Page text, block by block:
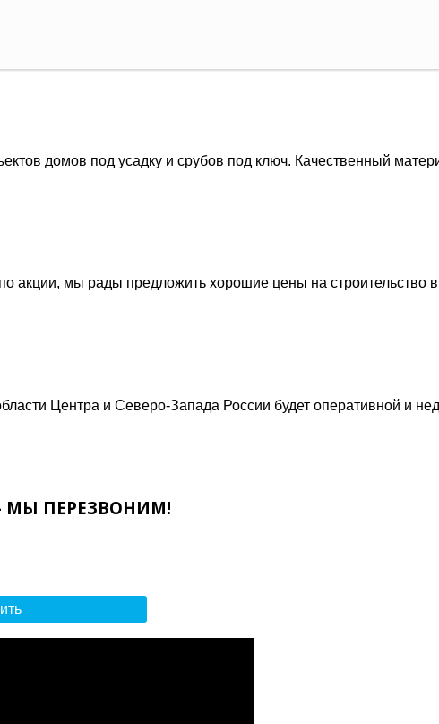
домов под усадку и срубов под ключ. Качественный
акции, мы рады предложить хорошие цены на строительство
Центра и Северо-Запада России будет оперативной и
МЫ ПЕРЕЗВОНИМ!